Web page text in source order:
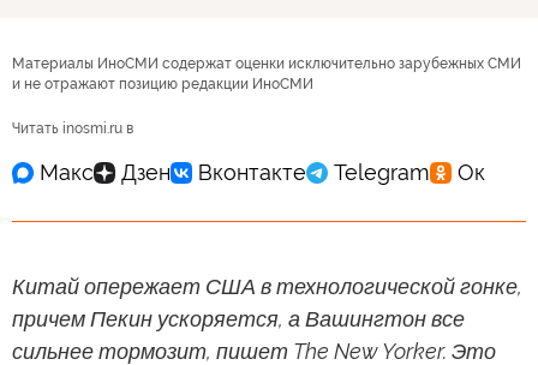
Материалы ИноСМИ содержат оценки исключительно зарубежных СМИ
и не отражают позицию редакции ИноСМИ
Читать inosmi.ru в
Китай опережает США в технологической гонке,
причем Пекин ускоряется, а Вашингтон все
сильнее тормозит, пишет The New Yorker. Это